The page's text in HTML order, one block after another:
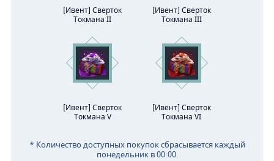
[Ивент] Сверток
Токмана II
[Ивент] Сверток
Токмана III
[Ивент] Сверток
Токмана V
[Ивент] Сверток
Токмана VI
* Количество доступных покупок сбрасывается каждый
понедельник в 00:00.